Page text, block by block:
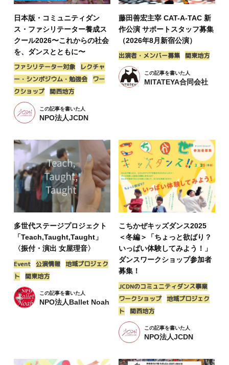
日本版・コミュニティダン
ス・ファシリテーター養成ス
クール2026〜これからの社会
を、ダンスとともに〜
ファシリテーター対象
レクチャ
ー・シンポジウム・勉強会
ワー
クショップ 関西地方
この記事を書いた人
NPO法人JCDN
藤田善宏主宰 CAT-A-TAC 新
作公演 サポートスタッフ募集
（2026年8月新宿公演）
出演者・メンバー募集 関東地方
この記事を書いた人
MITATEYA合同会社
多世代ステージプロジェクト
「Teach,Taught,Taught」
〈振付・演出 女屋理音〉
Event 公演情報 地域プロジェク
ト
関東地方
この記事を書いた人
NPO法人Ballet Noah
こちかぜキッズダンス2025
＜冬編＞「ちょっと欲ばり？
いっぱい体験してみよう！」
ダンスワークショップ参加者
募集！
JCDNのコミュニティダンス事業
ワークショップ 地域プロジェク
ト
関西地方
この記事を書いた人
NPO法人JCDN